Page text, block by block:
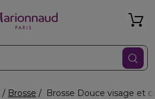
Brosse Brosse Douce visage et